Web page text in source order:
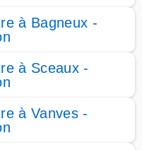
à Bagneux -
à Sceaux -
à Vanves -